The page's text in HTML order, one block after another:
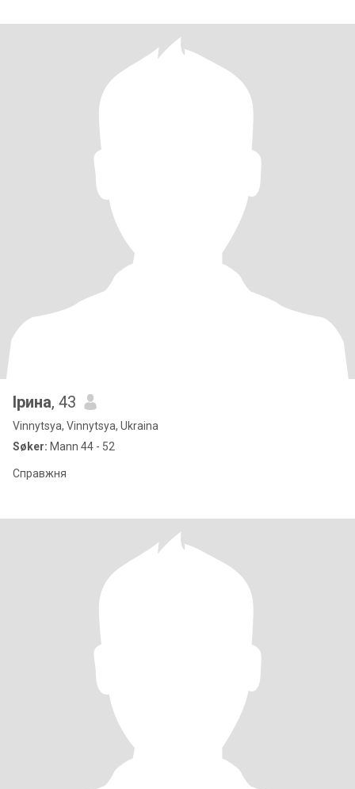
Ірина, 43
Vinnytsya, Vinnytsya, Ukraina
Søker: Mann 44 - 52
Справжня